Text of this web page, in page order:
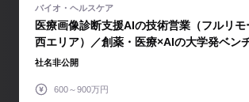
医療画像診断支援AIの技術営業（フルリモ
西エリア）／創薬・医療×AIの大学発ベン
社名非公開
600～900万円